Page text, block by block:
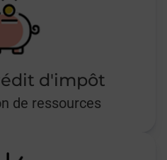
d'impôt
de ressources